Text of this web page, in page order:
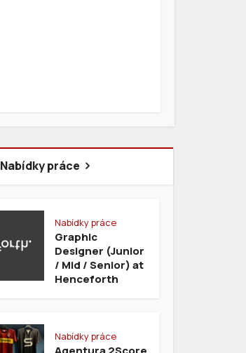
Nabídky práce
Nabídky práce
Graphic
Designer (Junior
/ Mid / Senior) at
Henceforth
Nabídky práce